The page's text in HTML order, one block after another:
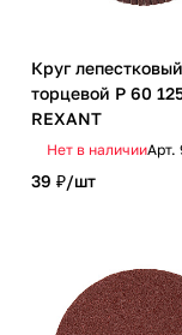
Круг лепестковый
торцевой P 60
REXANT
Нет в наличииАрт.
39 ₽/шт